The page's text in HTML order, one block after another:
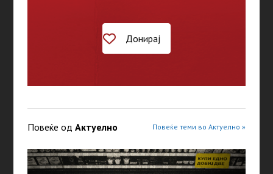
Донирај
Повеќе од Актуелно Повеќе теми во Актуелно »